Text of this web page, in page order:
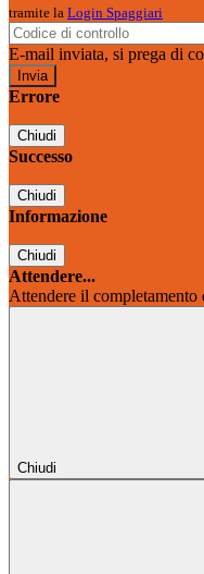
tramite la Login Spaggiari
E-mail inviata, si prega di
Errore
Chiudi
Successo
Chiudi
Informazione
Chiudi
Attendere...
Attendere il completamento
Chiudi